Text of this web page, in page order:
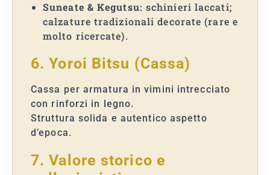
Suneate & Kegutsu: schinieri laccati;
calzature tradizionali decorate (rare e
molto ricercate).
6. Yoroi Bitsu (Cassa)
Cassa per armatura in vimini intrecciato
con rinforzi in legno.
Struttura solida e autentico aspetto
d’epoca.
7. Valore storico e